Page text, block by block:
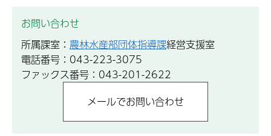
お問い合わせ
所属課室： 農林水産部団体指導課経営支援室
電話番号：043-223-3075
ファックス番号：043-201-2622